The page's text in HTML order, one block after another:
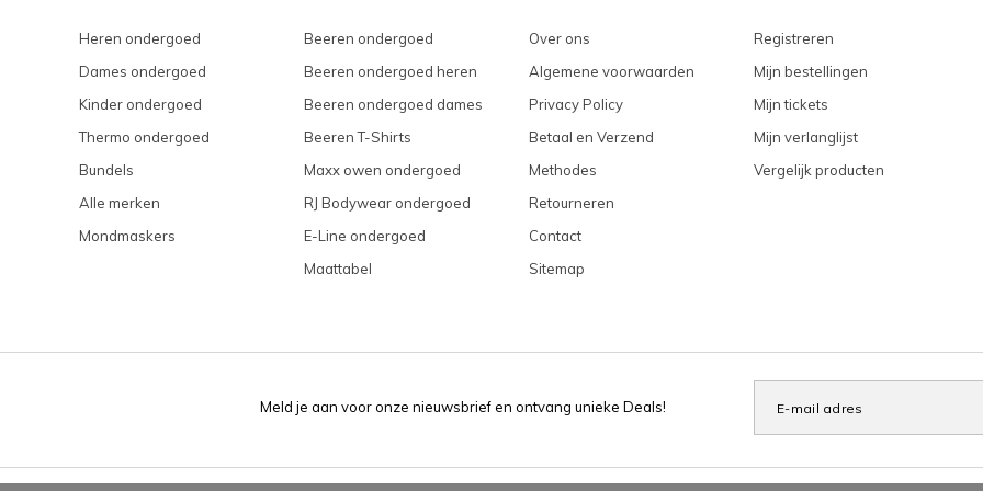
Heren ondergoed
Dames ondergoed
Kinder ondergoed
Thermo ondergoed
Bundels
Alle merken
Mondmaskers
Beeren ondergoed
Beeren ondergoed heren
Beeren ondergoed dames
Beeren T-Shirts
Maxx owen ondergoed
RJ Bodywear ondergoed
E-Line ondergoed
Maattabel
Over ons
Algemene voorwaarden
Privacy Policy
Betaal en Verzend
Methodes
Retourneren
Contact
Sitemap
Registreren
Mijn bestellingen
Mijn tickets
Mijn verlanglijst
Vergelijk producten
Meld je aan voor onze nieuwsbrief en ontvang unieke Deals!